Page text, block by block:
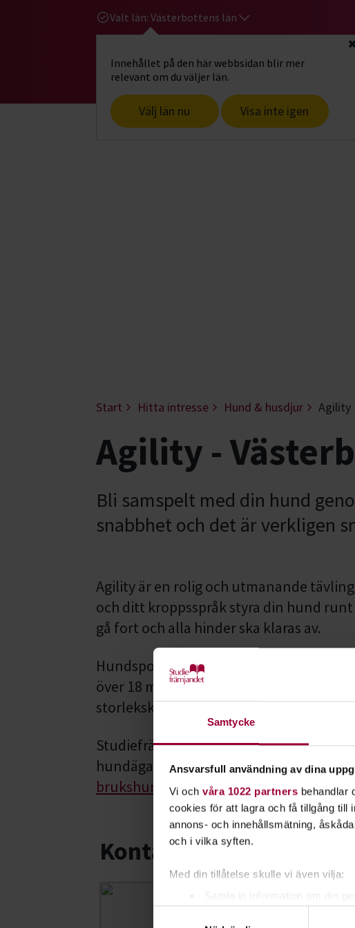
Samtycke
Ansvarsfull användning av dina
Vi och våra 1022 partners behandlar
cookies för att lagra och få tillgång till
annons- och innehållsmätning,
och i vilka syften.
Med din tillåtelse skulle vi även vilja:
Samla in information om din
Valt län: Västerbottens län
Innehållet på den här webbsidan blir mer
relevant om du väljer län.
Välj län nu Visa inte igen
Gå till studiefrämjandets startsidaHitta
Start Hitta intresse Hund & husdjur Agility
Agility -
Bli samspelt med din hund
snabbhet och det är verkligen
Agility är en rolig och utmanande
och ditt kroppsspråk styra din hund runt
gå fort och alla hinder ska klaras av.
Hundsporten agility är öppen för alla
över 18 månader får tävla. I Sverige
storleksklasser: x-small, small,
Studiefrämjandet har agilitykurser
hundägarorganisationer -Svenska
brukshundklubben
ochSveriges
Kontakt
Linda